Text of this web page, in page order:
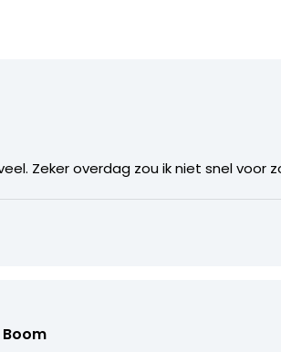
Zeker overdag zou ik niet snel voor